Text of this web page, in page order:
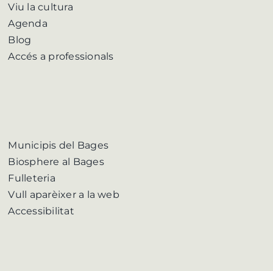
Viu la cultura
Agenda
Blog
Accés a professionals
Municipis del Bages
Biosphere al Bages
Fulleteria
Vull aparèixer a la web
Accessibilitat